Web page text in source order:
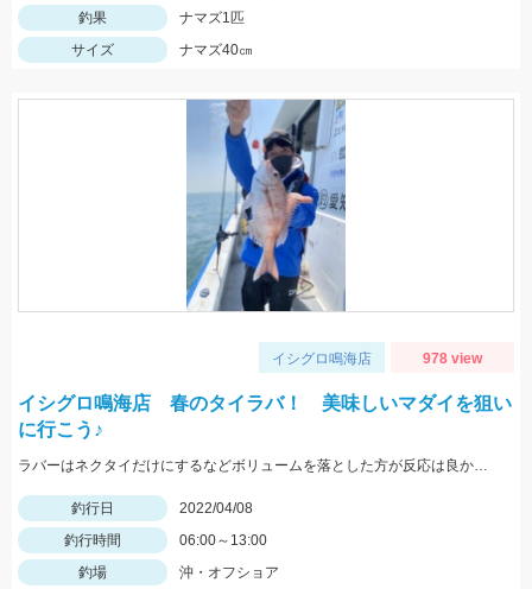
釣果
ナマズ1匹
サイズ
ナマズ40㎝
イシグロ鳴海店 978 view
イシグロ鳴海店 春のタイラバ！ 美味しいマダイを狙い
に行こう♪
ラバーはネクタイだけにするなどボリュームを落とした方が反応は良かったです。 ヘッドはサイズを小さくできるタングステンのがオススメです！
釣行日
2022/04/08
釣行時間
06:00～13:00
釣場
沖・オフショア